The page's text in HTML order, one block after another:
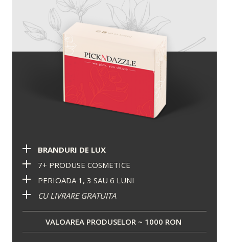
BRANDURI DE LUX
7+ PRODUSE COSMETICE
PERIOADA 1, 3 SAU 6 LUNI
CU LIVRARE GRATUITA
VALOAREA PRODUSELOR ~ 1000 RON